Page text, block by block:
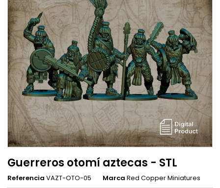
Guerreros otomí aztecas - STL
Referencia VAZT-OTO-05 Marca Red Copper Miniatures